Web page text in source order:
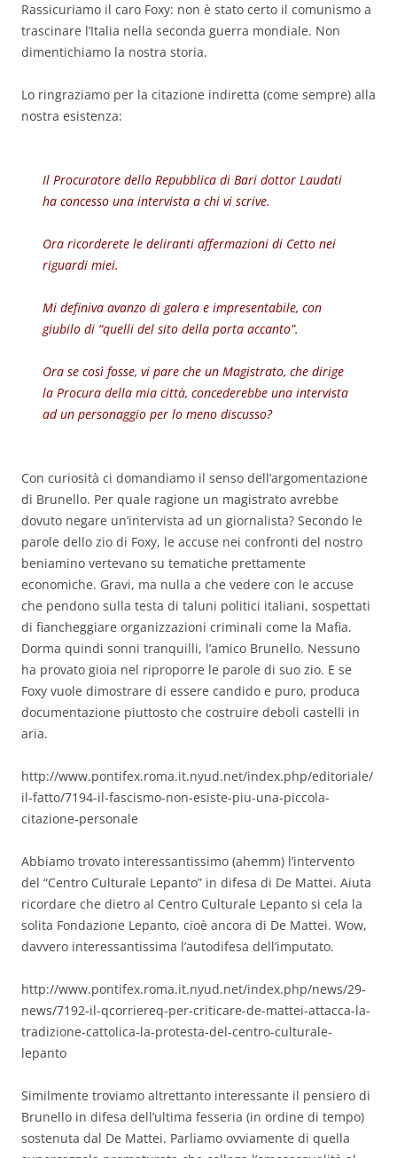
Rassicuriamo il caro Foxy: non è stato certo il comunismo a
trascinare l’Italia nella seconda guerra mondiale. Non
dimentichiamo la nostra storia.
Lo ringraziamo per la citazione indiretta (come sempre) alla
nostra esistenza:
Il Procuratore della Repubblica di Bari dottor Laudati
ha concesso una intervista a chi vi scrive.
Ora ricorderete le deliranti affermazioni di Cetto nei
riguardi miei.
Mi definiva avanzo di galera e impresentabile, con
giubilo di “quelli del sito della porta accanto”.
Ora se così fosse, vi pare che un Magistrato, che dirige
la Procura della mia città, concederebbe una intervista
ad un personaggio per lo meno discusso?
Con curiosità ci domandiamo il senso dell’argomentazione
di Brunello. Per quale ragione un magistrato avrebbe
dovuto negare un’intervista ad un giornalista? Secondo le
parole dello zio di Foxy, le accuse nei confronti del nostro
beniamino vertevano su tematiche prettamente
economiche. Gravi, ma nulla a che vedere con le accuse
che pendono sulla testa di taluni politici italiani, sospettati
di fiancheggiare organizzazioni criminali come la Mafia.
Dorma quindi sonni tranquilli, l’amico Brunello. Nessuno
ha provato gioia nel riproporre le parole di suo zio. E se
Foxy vuole dimostrare di essere candido e puro, produca
documentazione piuttosto che costruire deboli castelli in
aria.
http://www.pontifex.roma.it.nyud.net/index.php/editoriale/
il-fatto/7194-il-fascismo-non-esiste-piu-una-piccola-
citazione-personale
Abbiamo trovato interessantissimo (ahemm) l’intervento
del “Centro Culturale Lepanto” in difesa di De Mattei. Aiuta
ricordare che dietro al Centro Culturale Lepanto si cela la
solita Fondazione Lepanto, cioè ancora di De Mattei. Wow,
davvero interessantissima l’autodifesa dell’imputato.
http://www.pontifex.roma.it.nyud.net/index.php/news/29-
news/7192-il-qcorriereq-per-criticare-de-mattei-attacca-la-
tradizione-cattolica-la-protesta-del-centro-culturale-
lepanto
Similmente troviamo altrettanto interessante il pensiero di
Brunello in difesa dell’ultima fesseria (in ordine di tempo)
sostenuta dal De Mattei. Parliamo ovviamente di quella